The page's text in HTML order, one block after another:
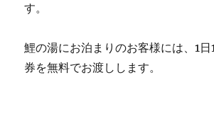
す。
鯉の湯にお泊まりのお客様には、1
券を無料でお渡しします。